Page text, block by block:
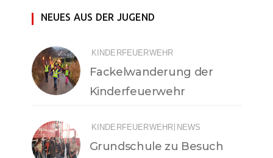
NEUES AUS DER JUGEND
KINDERFEUERWEHR
Fackelwanderung der
Kinderfeuerwehr
KINDERFEUERWEHR NEWS
Grundschule zu Besuch